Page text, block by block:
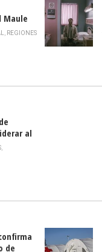
Maule
de la
, REGIONES
al
,
de